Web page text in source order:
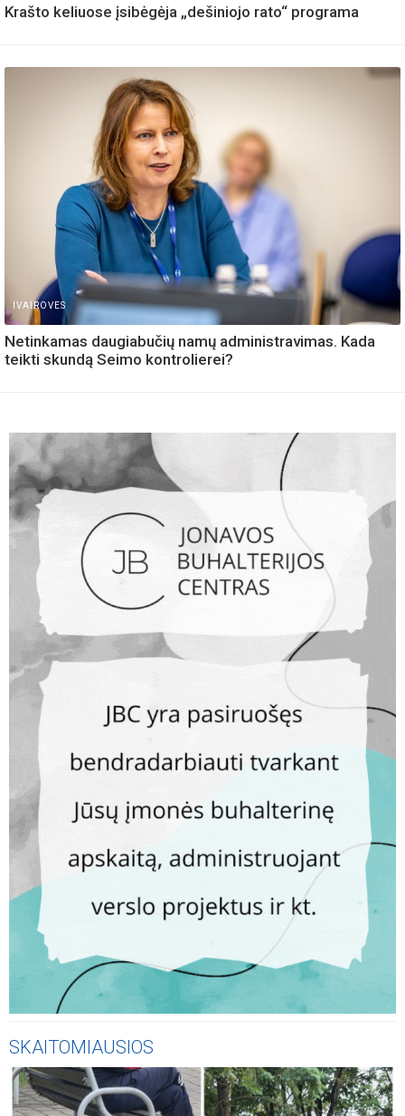
SKAITOMIAUSIOS
Krašto keliuose įsibėgėja „dešiniojo rato“ programa
IVAIROVES
Netinkamas daugiabučių namų administravimas. Kada
teikti skundą Seimo kontrolierei?